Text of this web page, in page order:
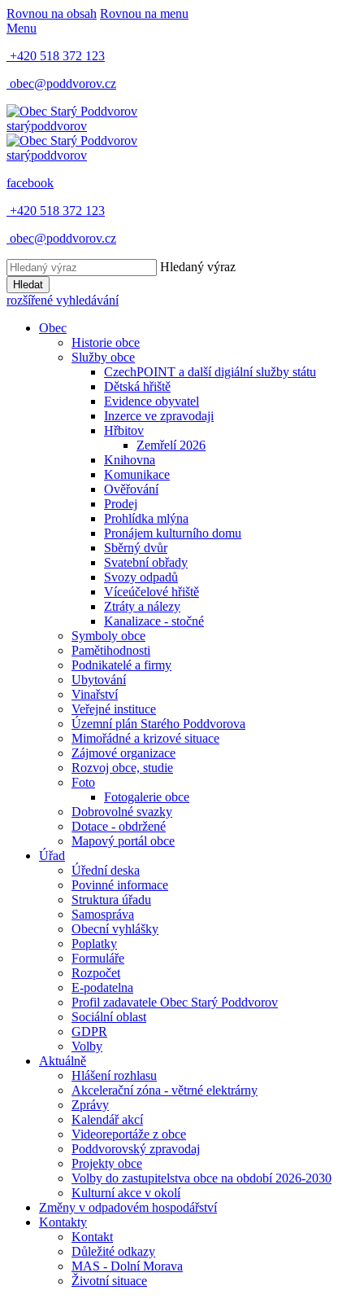
Rovnou na obsah Rovnou na menu
Menu
+420 518 372 123
obec@poddvorov.cz
starýpoddvorov
starýpoddvorov
facebook
+420 518 372 123
obec@poddvorov.cz
Hledaný výraz
Hledat
rozšířené vyhledávání
Obec
Historie obce
Služby obce
CzechPOINT a další digiální služby státu
Dětská hřiště
Evidence obyvatel
Inzerce ve zpravodaji
Hřbitov
Zemřelí 2026
Knihovna
Komunikace
Ověřování
Prodej
Prohlídka mlýna
Pronájem kulturního domu
Sběrný dvůr
Svatební obřady
Svozy odpadů
Víceúčelové hřiště
Ztráty a nálezy
Kanalizace - stočné
Symboly obce
Pamětihodnosti
Podnikatelé a firmy
Ubytování
Vinařství
Veřejné instituce
Územní plán Starého Poddvorova
Mimořádné a krizové situace
Zájmové organizace
Rozvoj obce, studie
Foto
Fotogalerie obce
Dobrovolné svazky
Dotace - obdržené
Mapový portál obce
Úřad
Úřední deska
Povinné informace
Struktura úřadu
Samospráva
Obecní vyhlášky
Poplatky
Formuláře
Rozpočet
E-podatelna
Profil zadavatele Obec Starý Poddvorov
Sociální oblast
GDPR
Volby
Aktuálně
Hlášení rozhlasu
Akcelerační zóna - větrné elektrárny
Zprávy
Kalendář akcí
Videoreportáže z obce
Poddvorovský zpravodaj
Projekty obce
Volby do zastupitelstva obce na období 2026-2030
Kulturní akce v okolí
Změny v odpadovém hospodářství
Kontakty
Kontakt
Důležité odkazy
MAS - Dolní Morava
Životní situace